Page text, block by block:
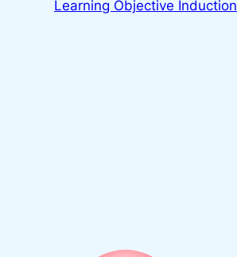
Learning Objective Induction